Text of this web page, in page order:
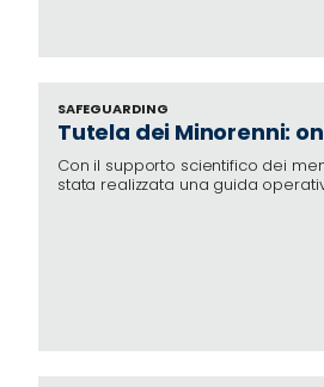
SAFEGUARDING
Tutela dei Minorenni:
Con il supporto scientifico dei
stata realizzata una guida